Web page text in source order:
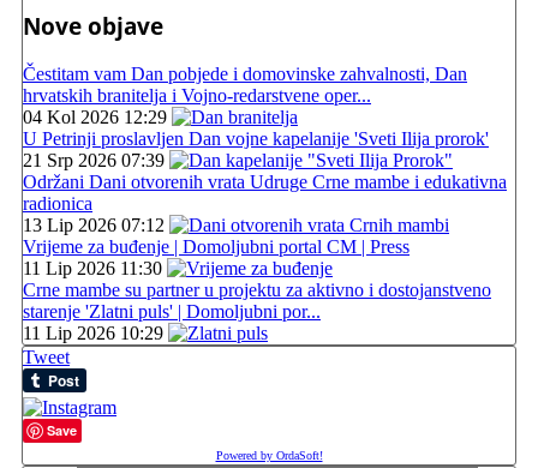
Nove objave
Čestitam vam Dan pobjede i domovinske zahvalnosti, Dan
hrvatskih branitelja i Vojno-redarstvene oper...
04 Kol 2026 12:29
U Petrinji proslavljen Dan vojne kapelanije 'Sveti Ilija prorok'
21 Srp 2026 07:39
Održani Dani otvorenih vrata Udruge Crne mambe i edukativna
radionica
13 Lip 2026 07:12
Vrijeme za buđenje | Domoljubni portal CM | Press
11 Lip 2026 11:30
Crne mambe su partner u projektu za aktivno i dostojanstveno
starenje 'Zlatni puls' | Domoljubni por...
11 Lip 2026 10:29
Tweet
Save
Powered by OrdaSoft!